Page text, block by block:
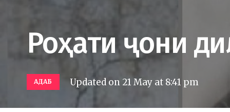
Роҳати ҷони
АДАБ Updated on 21 May at 8:41 pm